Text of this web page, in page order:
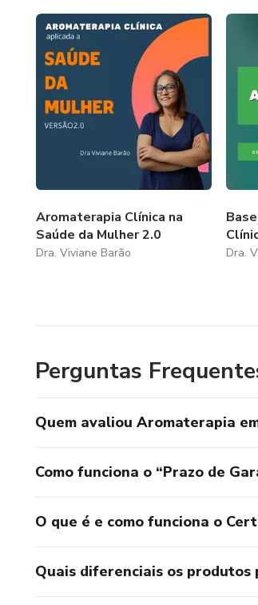
Aromaterapia Clínica na
Saúde da Mulher 2.0
Dra. Viviane Barão Dra.
Perguntas
Quem avaliou Aromaterapia
Como funciona o “Prazo de
O que é e como funciona o
Quais diferenciais os produtos